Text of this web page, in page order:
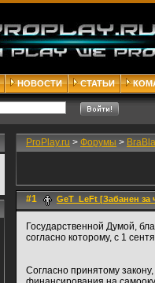
НОВОСТИ СТАТЬИ
ProPlay.ru > Форумы >
#1 GeT_LeFt [Забанен за
Государственной Думой,
согласно которому, с 1
Согласно принятому